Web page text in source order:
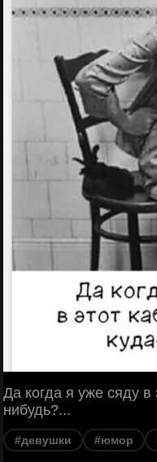
Да когда я уже сяду в
нибудь?...
#девушки #юмор